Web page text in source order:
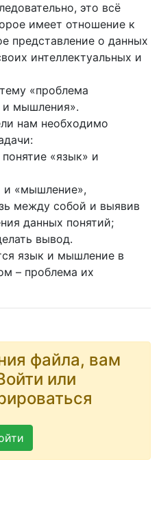
это всё
имеет отношение к
представление о данных
интеллектуальных и
«проблема
и мышления».
нам необходимо
«язык» и
«мышление»,
между собой и выявив
данных понятий;
вывод.
язык и мышление в
– проблема их
файла, вам
или